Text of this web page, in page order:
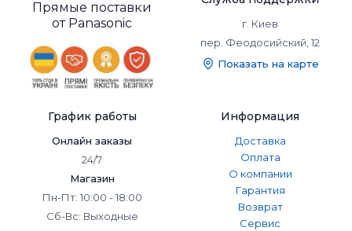
Прямые поставки
от Panasonic
г. Киев
пер. Феодосийский, 12
Показать на карте
График работы
Онлайн заказы
24/7
Магазин
Пн-Пт: 10:00 - 18:00
Сб-Вс: Выходные
Информация
Доставка
Оплата
О компании
Гарантия
Возврат
Сервис